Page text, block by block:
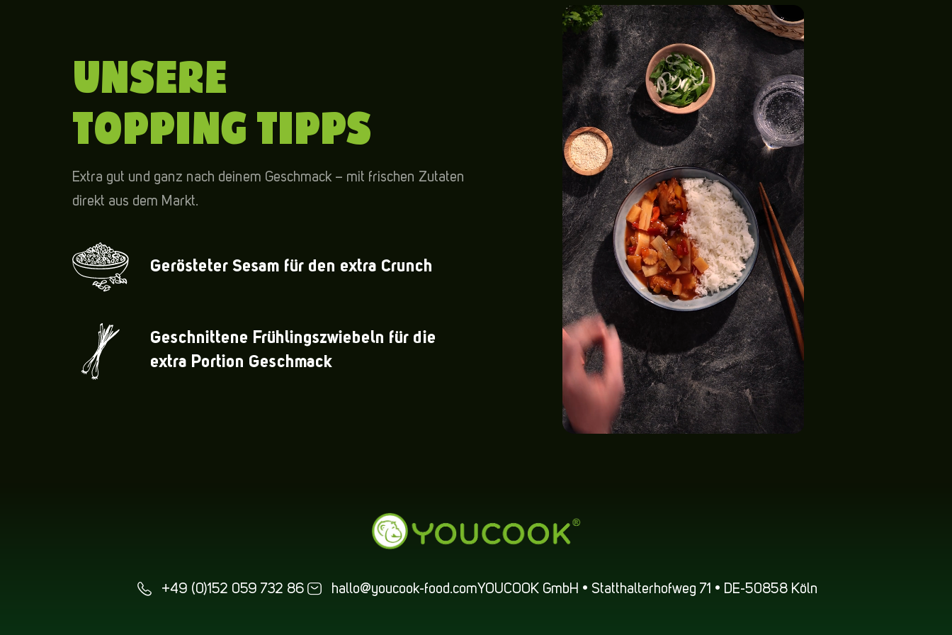
UNSERE
TOPPING TIPPS
Extra gut und ganz nach deinem Geschmack – mit frischen Zutaten
direkt aus dem Markt.
Gerösteter Sesam für den extra Crunch
Geschnittene Frühlingszwiebeln für die
extra Portion Geschmack
+49 (0)152 059 732 86 hallo@youcook-food.comYOUCOOK GmbH • Statthalterhofweg 71 • DE-50858 Köln